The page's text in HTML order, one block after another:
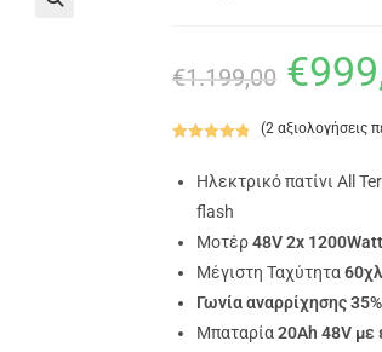
€1.199,00 €
ηκε με5.00
βάση
βαθμολογίες
πελάτη
(2 αξιολογήσεις
Ηλεκτρικό πατίνι All
flash
Mοτέρ48V 2x
Μέγιστη Ταχύτητα
Γωνία αναρρίχησης 35%
Μπαταρία20Ah 48V με